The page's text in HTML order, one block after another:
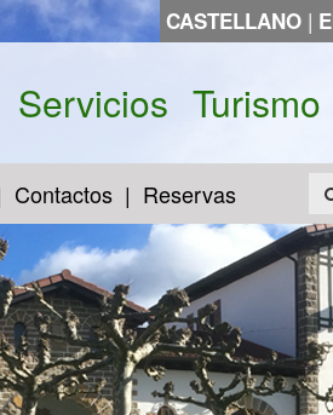
CASTELLANO |
Servicios Turismo
Contactos Reservas